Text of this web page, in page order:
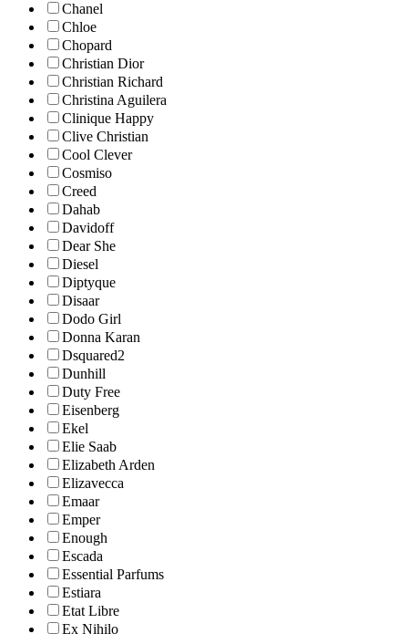
Chanel
Chloe
Chopard
Christian Dior
Christian Richard
Christina Aguilera
Clinique Happy
Clive Christian
Cool Clever
Cosmiso
Creed
Dahab
Davidoff
Dear She
Diesel
Diptyque
Disaar
Dodo Girl
Donna Karan
Dsquared2
Dunhill
Duty Free
Eisenberg
Ekel
Elie Saab
Elizabeth Arden
Elizavecca
Emaar
Emper
Enough
Escada
Essential Parfums
Estiara
Etat Libre
Ex Nihilo